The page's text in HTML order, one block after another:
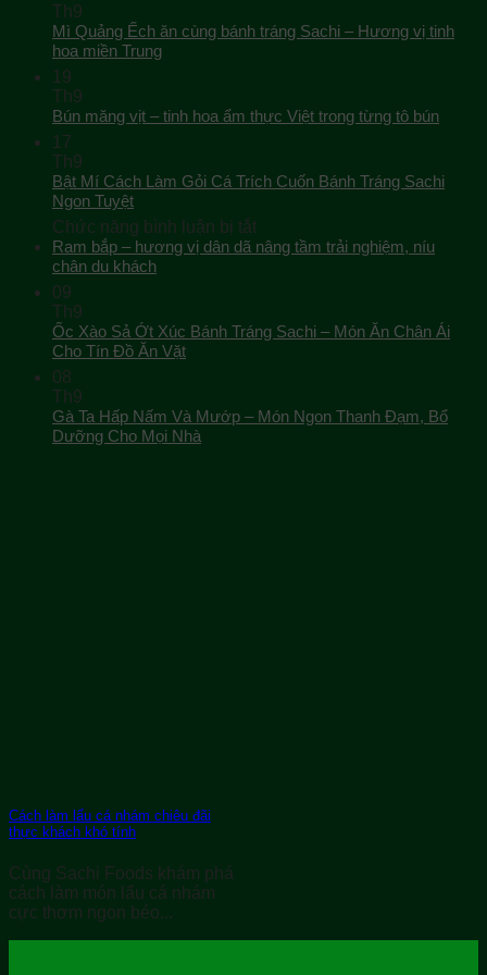
Th9
Mì Quảng Ếch ăn cùng bánh tráng Sachi – Hương vị tinh
hoa miền Trung
19
Th9
Bún măng vịt – tinh hoa ẩm thực Việt trong từng tô bún
17
Th9
Bật Mí Cách Làm Gỏi Cá Trích Cuốn Bánh Tráng Sachi
Ngon Tuyệt
Chức năng bình luận bị tắtở
Bật
Gỏi
Cá
Tráng
Ram bắp – hương vị dân dã nâng tầm trải nghiệm, níu
chân du khách
09
Th9
Ốc Xào Sả Ớt Xúc Bánh Tráng Sachi – Món Ăn Chân Ái
Cho Tín Đồ Ăn Vặt
08
Th9
Gà Ta Hấp Nấm Và Mướp – Món Ngon Thanh Đạm, Bổ
Dưỡng Cho Mọi Nhà
Cách làm lẩu cá nhám chiêu đãi
thực khách khó tính
Cùng Sachi Foods khám phá
cách làm món lẩu cá nhám
cực thơm ngon béo...